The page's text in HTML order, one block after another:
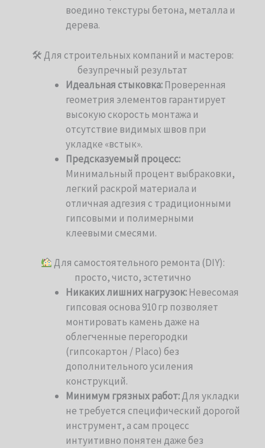
воедино текстуры бетона, металла и
дерева.
🛠 Для строительных компаний и мастеров:
безупречный результат
Идеальная стыковка:Проверенная
геометрия элементов гарантирует
высокую скорость монтажа и
отсутствие видимых швов при
укладке «встык».
Предсказуемый процесс:
Минимальный процент выбраковки,
легкий раскрой материала и
отличная адгезия с традиционными
гипсовыми и полимерными
клеевыми смесями.
Для самостоятельного ремонта (DIY):
просто, чисто, эстетично
Никаких лишних нагрузок:Невесомая
гипсовая основа 910 гр позволяет
монтировать камень даже на
облегченные перегородки
(гипсокартон / Placo) без
дополнительного усиления
конструкций.
Минимум грязных работ:Для укладки
не требуется специфический дорогой
инструмент, а сам процесс
интуитивно понятен даже без